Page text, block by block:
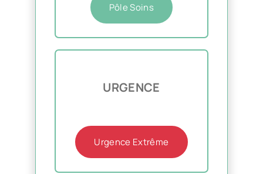
Pôle Soins
URGENCE
Urgence Extrême